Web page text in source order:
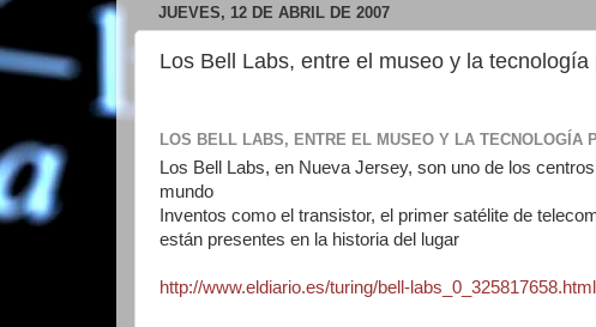
JUEVES, 12 DE ABRIL DE 2007
Los Bell Labs, entre el museo y la tecnología
LOS BELL LABS, ENTRE EL MUSEO Y LA TECNOLOGÍA
Los Bell Labs, en Nueva Jersey, son uno de los
mundo
Inventos como el transistor, el primer satélite de
están presentes en la historia del lugar
http://www.eldiario.es/turing/bell-labs_0_325817658.html